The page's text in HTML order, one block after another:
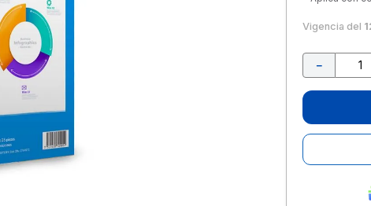
Vigencia del
－
10. lapiz